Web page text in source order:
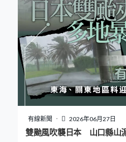
實不治。 兩股風暴一路北移
雨，汽車濺起積水至車頂高
葉東北部近海的銚子市，有
較南面的地區，逐漸遠離風
高、10米闊的山坡受損；再
有3人懷疑玩滑浪板時遭洪水
則沒有大礙，他們穿了救生
直至周六晚，氣象廳對東部
北海道東部一帶，又預計周
大浪，呼籲民眾警惕注意。
有線新聞 2026年06月27日
雙颱風吹襲日本 山口縣山